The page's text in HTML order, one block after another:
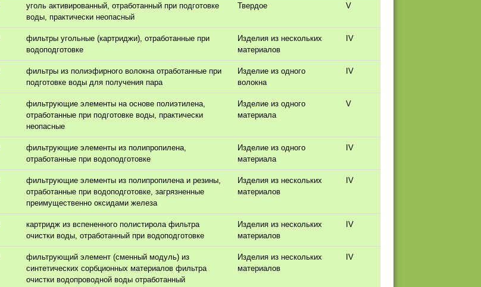
уголь активированный, отработанный при подготовке
воды, практически неопасный
Твердое V
фильтры угольные (картриджи), отработанные при
водоподготовке
Изделия из нескольких
материалов
IV
фильтры из полиэфирного волокна отработанные при
подготовке воды для получения пара
Изделие из одного
волокна
IV
фильтрующие элементы на основе полиэтилена,
отработанные при подготовке воды, практически
неопасные
Изделие из одного
материала
V
фильтрующие элементы из полипропилена,
отработанные при водоподготовке
Изделие из одного
материала
IV
фильтрующие элементы из полипропилена и резины,
отработанные при водоподготовке, загрязненные
преимущественно оксидами железа
Изделия из нескольких
материалов
IV
картридж из вспененного полистирола фильтра
очистки воды, отработанный при водоподготовке
Изделия из нескольких
материалов
IV
фильтрующий элемент (сменный модуль) из
синтетических сорбционных материалов фильтра
очистки водопроводной воды отработанный
Изделия из нескольких
материалов
IV